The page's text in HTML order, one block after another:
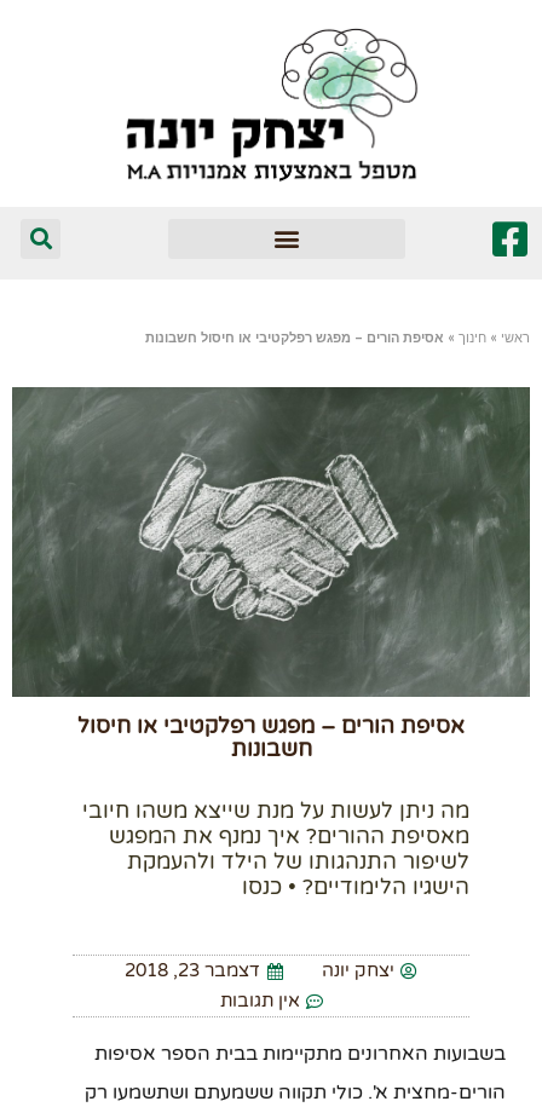
ראשי » חינוך » אסיפת הורים – מפגש רפלקטיבי או חיסול חשבונות
אסיפת הורים – מפגש רפלקטיבי או חיסול
חשבונות
מה ניתן לעשות על מנת שייצא משהו חיובי
מאסיפת ההורים? איך נמנף את המפגש
לשיפור התנהגותו של הילד ולהעמקת
הישגיו הלימודיים? • כנסו
יצחק יונה
דצמבר 23, 2018
אין תגובות
בשבועות האחרונים מתקיימות בבית הספר אסיפות
הורים-מחצית א'. כולי תקווה ששמעתם ושתשמעו רק